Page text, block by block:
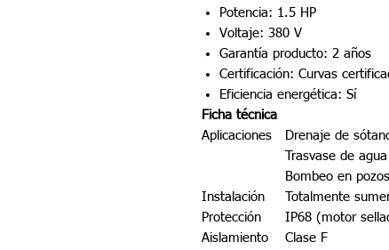
Potencia: 1.5 HP
Voltaje: 380 V
Garantía producto: 2 años
Certificación: Curvas
Eficiencia energética: Sí
Ficha técnica
Aplicaciones
Drenaje de
Trasvase de
Bombeo en
Instalación
Totalmente
Protección
IP68 (motor
Aislamiento
Clase F